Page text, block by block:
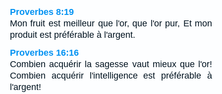
Proverbes 8:19
Mon fruit est meilleur que l'or, que l'or pur, Et mon
produit est préférable à l'argent.
Proverbes 16:16
Combien acquérir la sagesse vaut mieux que l'or!
Combien acquérir l'intelligence est préférable à
l'argent!